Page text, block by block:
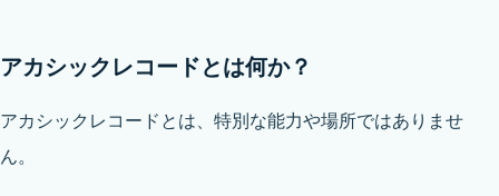
アカシックレコードとは何か？
アカシックレコードとは、特別な能力や場所ではありませ
ん。